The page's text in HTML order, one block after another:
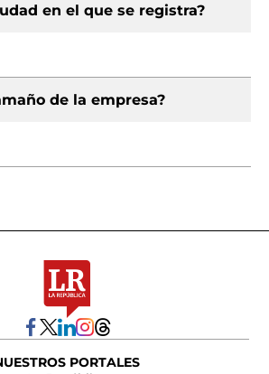
en el que se registra?
de la empresa?
PORTALES